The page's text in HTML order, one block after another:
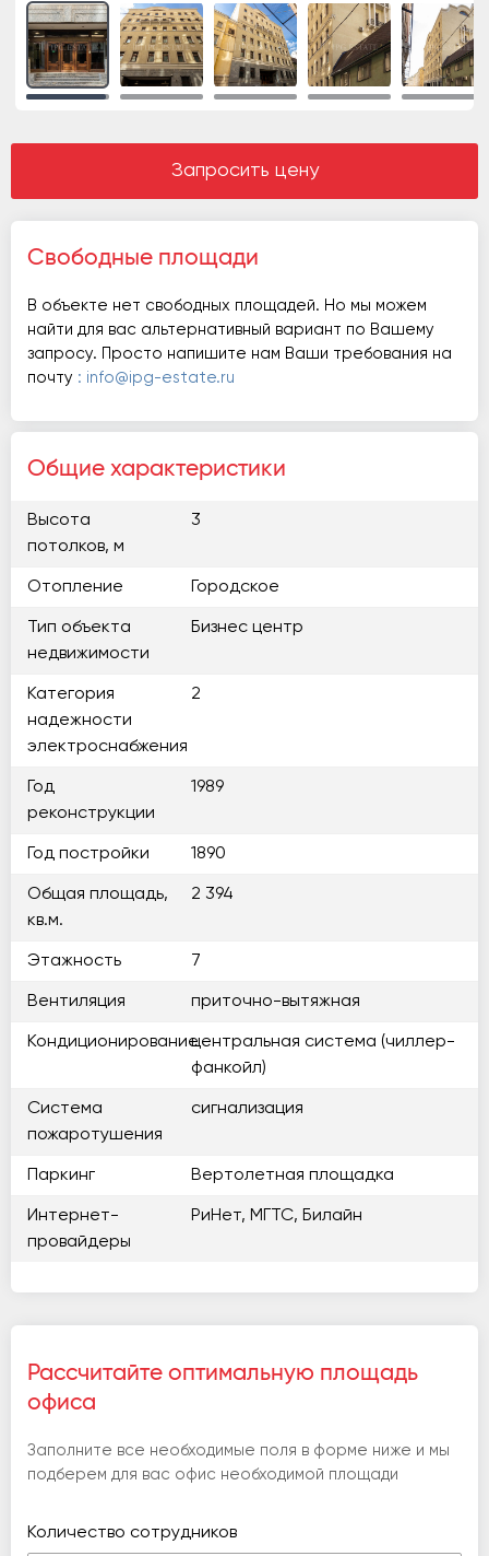
Запросить цену
Свободные площади
В объекте нет свободных площадей. Но мы можем
найти для вас альтернативный вариант по Вашему
запросу. Просто напишите нам Ваши требования на
почту : info@ipg-estate.ru
Общие характеристики
Высота
потолков, м
3
Отопление Городское
Тип объекта
недвижимости
Бизнес центр
Категория
надежности
электроснабжения
2
Год
реконструкции
1989
Год постройки 1890
Общая площадь,
кв.м.
2 394
Этажность 7
Вентиляция приточно-вытяжная
Кондиционированиецентральная система (чиллер-
фанкойл)
Система
пожаротушения
сигнализация
Паркинг Вертолетная площадка
Интернет-
провайдеры
РиНет, МГТС, Билайн
Рассчитайте оптимальную площадь
офиса
Заполните все необходимые поля в форме ниже и мы
подберем для вас офис необходимой площади
Количество сотрудников